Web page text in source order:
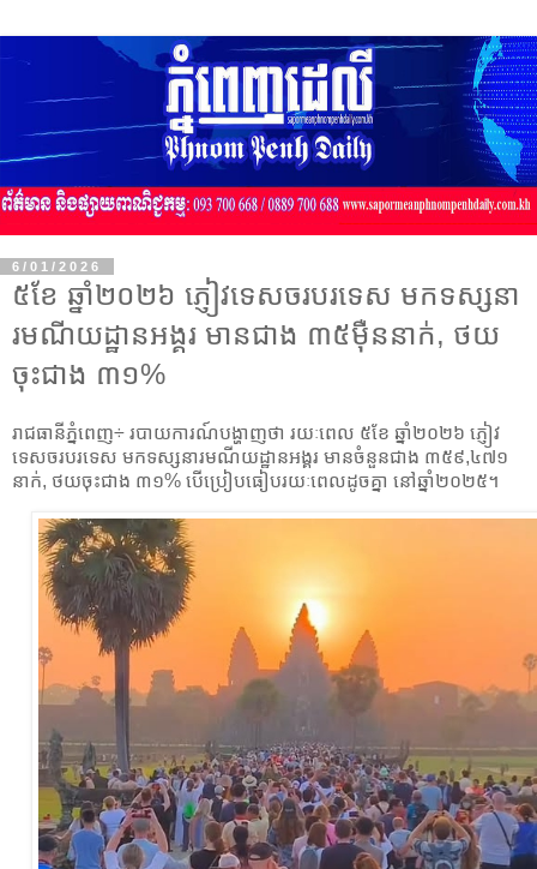
6/01/2026
៥ខែ ឆ្នាំ២០២៦ ភ្ញៀវទេសចរបរទេស មកទស្សនា
រមណីយដ្ឋានអង្គរ មានជាង ៣៥ម៉ឺននាក់, ថយ
ចុះជាង ៣១%
រាជធានីភ្នំពេញ÷ របាយការណ៍បង្ហាញថា រយៈពេល ៥ខែ ឆ្នាំ២០២៦ ភ្ញៀវ
ទេសចរបរទេស មកទស្សនារមណីយដ្ឋានអង្គរ មានចំនួនជាង ៣៥៩,៤៧១
នាក់, ថយចុះជាង ៣១% បើប្រៀបធៀបរយៈពេលដូចគ្នា នៅឆ្នាំ២០២៥។